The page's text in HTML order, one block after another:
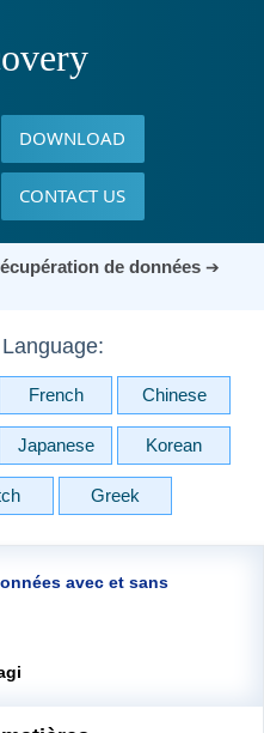
DOWNLOAD
CONTACT US
de données➔
French Chinese
Japanese Korean
Greek
avec et sans